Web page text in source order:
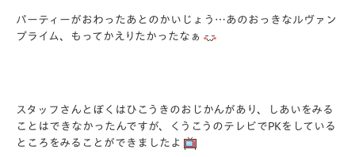
パーティーがおわったあとのかいじょう…あのおっきなルヴァン
プライム、もってかえりたかったなぁ
スタッフさんとぼくはひこうきのおじかんがあり、しあいをみる
ことはできなかったんですが、くうこうのテレビでPKをしている
ところをみることができましたよ